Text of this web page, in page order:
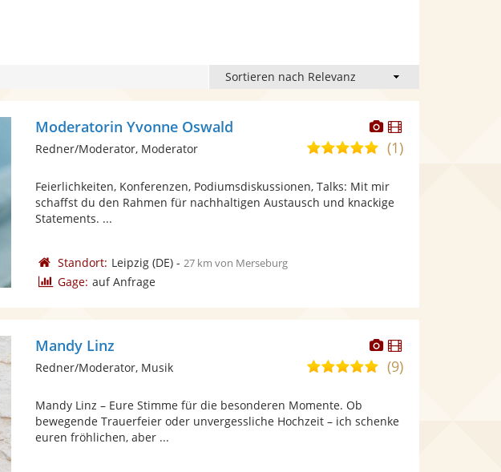
Dieser
Künstler
stellt
bereit.
Dieser
Künstler
Moderatorin Yvonne Oswald
5,0
5
Sternen
(1)
Redner/Moderator, Moderator
Feierlichkeiten, Konferenzen, Podiumsdiskussionen, Talks: Mit mir
schaffst du den Rahmen für nachhaltigen Austausch und knackige
Statements. ...
Standort: Leipzig(DE)- 27 km von Merseburg
Gage: auf Anfrage
Dieser
Künstler
stellt
bereit.
Dieser
Künstler
Mandy Linz
4,9
Sternen
(9)
Redner/Moderator, Musik
Mandy Linz – Eure Stimme für die besonderen Momente. Ob
bewegende Trauerfeier oder unvergessliche Hochzeit – ich schenke
euren fröhlichen, aber ...